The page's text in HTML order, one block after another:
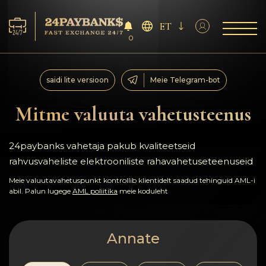
Teenus
Reservid
Partneritele
Tagasiside
0
ET
Mitme valuuta vahetusteenus
saidi lite versioon Meie Telegram-bot
24paybanks vahetaja pakub kvaliteetseid
rahvusvaheliste elektrooniliste rahavahetuseteenuseid
Meie valuutavahetuspunkt kontrollib klientidelt saadud tehinguid AML-i
abil. Palun lugege AML poliitika meie koduleht
Annate